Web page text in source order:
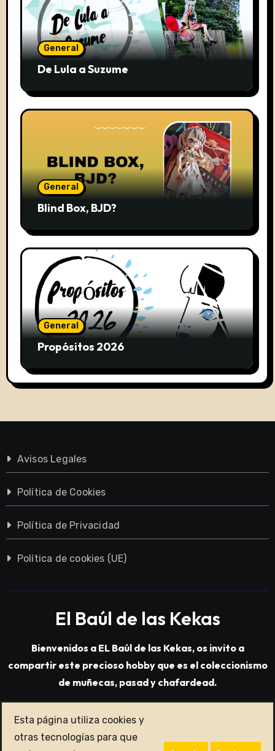
General
De Lula a Suzume
General
Blind Box, BJD?
General
Propósitos 2026
Avisos Legales
Política de Cookies
Política de Privacidad
Política de cookies (UE)
El Baúl de las Kekas
Bienvenidos a EL Baúl de las Kekas, os invito a
compartir este precioso hobby que es el coleccionismo
de muñecas, pasad y chafardead.
Copyright © All rights reserved
Themeansar.
Esta página utiliza cookies y
otras tecnologías para que